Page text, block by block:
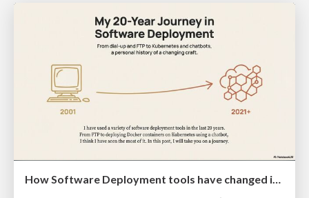
How Software Deployment tools have changed in the past 20 years